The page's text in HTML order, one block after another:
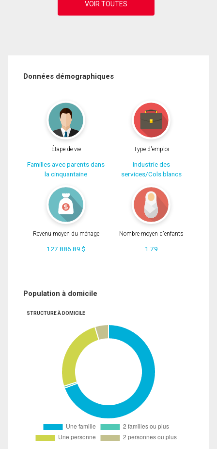
Données démographiques
Étape de vie
Familles avec parents dans
la cinquantaine
Type d'emploi
Industrie des
services/Cols blancs
Revenu moyen du ménage
127 886.89 $
Nombre moyen d'enfants
1.79
Population à domicile
STRUCTURE À DOMICILE